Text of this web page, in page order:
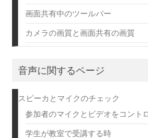
画面共有中のツールバー
カメラの画質と画面共有の画質
音声に関するページ
スピーカとマイクのチェック
参加者のマイクとビデオをコント
学生が教室で受講する時